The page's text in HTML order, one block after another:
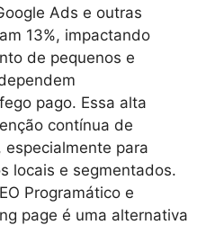
Ads e outras
13%, impactando
de pequenos e
pago. Essa alta
contínua de
para
locais e segmentados.
Programático e
page é uma alternativa